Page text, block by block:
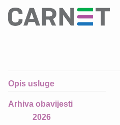
Opis usluge
Arhiva obavijesti
2026